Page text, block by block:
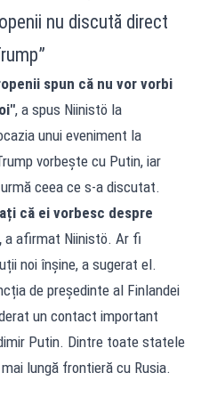
nu discută direct
spun că nu vor vorbi
, a spus Niinistö la
unui eveniment la
vorbește cu Putin, iar
ceea ce s-a discutat.
că ei vorbesc despre
a afirmat Niinistö. Ar fi
noi înșine, a sugerat el.
de președinte al Finlandei
un contact important
Putin. Dintre toate statele
lungă frontieră cu Rusia.